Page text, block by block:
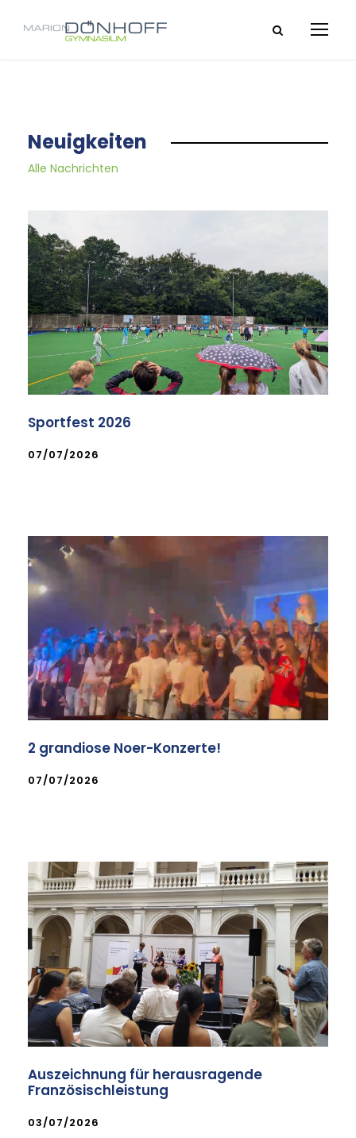
Neuigkeiten
Alle Nachrichten
Sportfest 2026
07/07/2026
2 grandiose Noer-Konzerte!
07/07/2026
Auszeichnung für herausragende
Französischleistung
03/07/2026